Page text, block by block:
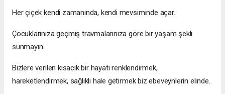
Her çiçek kendi zamanında, kendi mevsiminde açar.
Çocuklarınıza geçmiş travmalarınıza göre bir yaşam şekli
sunmayın.
Bizlere verilen kısacık bir hayatı renklendirmek,
hareketlendirmek, sağlıklı hale getirmek biz ebeveynlerin elinde.